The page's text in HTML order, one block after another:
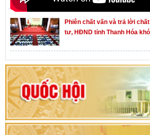
Phiên chất vấn và trả lời
tư, HĐND tỉnh Thanh Hóa
Khai mạc kỳ họp thứ Nhất,
Hướng dẫn quy trình bỏ
khoá XVI và đại biểu HĐND
2026-2031